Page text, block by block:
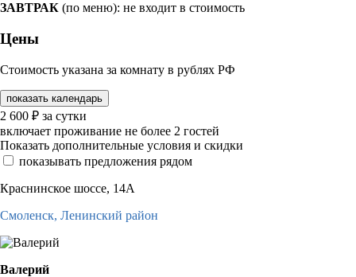
ЗАВТРАК (по меню): не входит в стоимость
Цены
Стоимость указана за комнату в рублях РФ
показать календарь
2 600 ₽ за сутки
включает проживание не более 2 гостей
Показать дополнительные условия и скидки
показывать предложения рядом
Краснинское шоссе, 14А
Смоленск, Ленинский район
Валерий